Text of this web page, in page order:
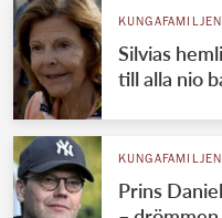
KUNGAFAMILJEN
Silvias
till alla nio
KUNGAFAMILJEN
Prins